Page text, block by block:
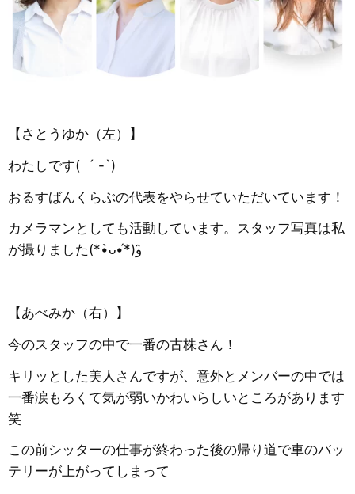
【さとうゆか（左）】
わたしです( ´ -`)
おるすばんくらぶの代表をやらせていただいています！
カメラマンとしても活動しています。スタッフ写真は私
【あべみか（右）】
今のスタッフの中で一番の古株さん！
キリッとした美人さんですが、意外とメンバーの中では
一番涙もろくて気が弱いかわいらしいところがあります
笑
この前シッターの仕事が終わった後の帰り道で車のバッ
テリーが上がってしまって